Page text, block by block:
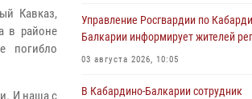
Кавказ,
в районе
погибло
И наша с
Управление Росгвардии по
Балкарии информирует жителей
03 августа 2026, 10:05
В Кабардино‑Балкарии сотрудник